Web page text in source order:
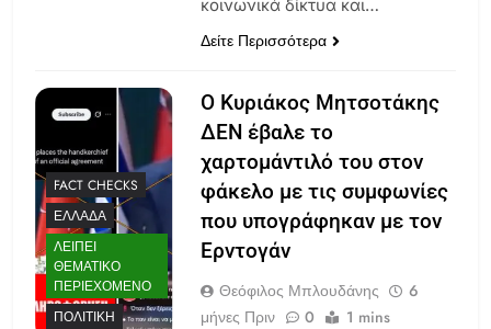
κοινωνικά δίκτυα και…
Δείτε Περισσότερα
FACT CHECKS
ΕΛΛΆΔΑ
ΛΕΊΠΕΙ
ΘΕΜΑΤΙΚΌ
ΠΕΡΙΕΧΌΜΕΝΟ
ΠΟΛΙΤΙΚΉ
O Κυριάκος Μητσοτάκης
ΔΕΝ έβαλε το
χαρτομάντιλό του στον
φάκελο με τις συμφωνίες
που υπογράφηκαν με τον
Ερντογάν
Θεόφιλος Μπλουδάνης
6
μήνες Πριν
0 1 mins